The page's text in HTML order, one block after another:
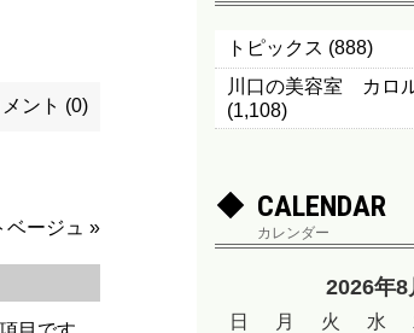
メント (0)
ベージュ »
トピックス (888)
川口の美容室 カロ
(1,108)
CALENDAR
カレンダー
2026年8
日 月 火 水